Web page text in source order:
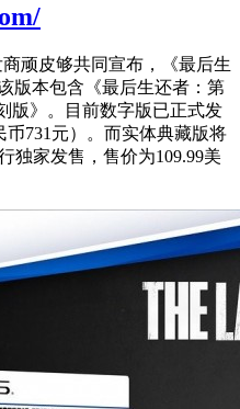
顽皮够共同宣布，《最后生
版本包含《最后生还者：第
版》。目前数字版已正式发
币731元）。而实体典藏版将
独家发售，售价为109.99美